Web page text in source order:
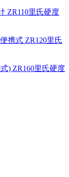
ZR110里氏硬度
ZR120里氏
ZR160里氏硬度